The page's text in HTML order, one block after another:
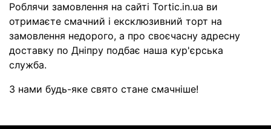
Роблячи замовлення на сайті Tortic.in.ua ви
отримаєте смачний і ексклюзивний торт на
замовлення недорого, а про своєчасну адресну
доставку по Дніпру подбає наша кур'єрська
служба.
З нами будь-яке свято стане смачніше!